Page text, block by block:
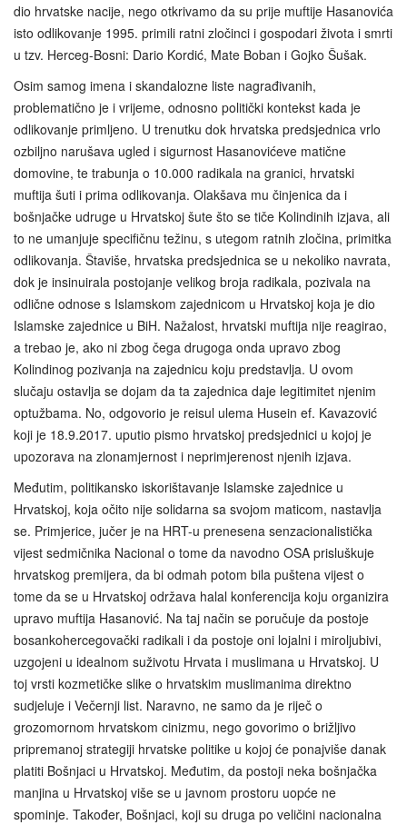
dio hrvatske nacije, nego otkrivamo da su prije muftije Hasanovića
isto odlikovanje 1995. primili ratni zločinci i gospodari života i smrti
u tzv. Herceg-Bosni: Dario Kordić, Mate Boban i Gojko Šušak.
Osim samog imena i skandalozne liste nagrađivanih,
problematično je i vrijeme, odnosno politički kontekst kada je
odlikovanje primljeno. U trenutku dok hrvatska predsjednica vrlo
ozbiljno narušava ugled i sigurnost Hasanovićeve matične
domovine, te trabunja o 10.000 radikala na granici, hrvatski
muftija šuti i prima odlikovanja. Olakšava mu činjenica da i
bošnjačke udruge u Hrvatskoj šute što se tiče Kolindinih izjava, ali
to ne umanjuje specifičnu težinu, s utegom ratnih zločina, primitka
odlikovanja. Štaviše, hrvatska predsjednica se u nekoliko navrata,
dok je insinuirala postojanje velikog broja radikala, pozivala na
odlične odnose s Islamskom zajednicom u Hrvatskoj koja je dio
Islamske zajednice u BiH. Nažalost, hrvatski muftija nije reagirao,
a trebao je, ako ni zbog čega drugoga onda upravo zbog
Kolindinog pozivanja na zajednicu koju predstavlja. U ovom
slučaju ostavlja se dojam da ta zajednica daje legitimitet njenim
optužbama. No, odgovorio je reisul ulema Husein ef. Kavazović
koji je 18.9.2017. uputio pismo hrvatskoj predsjednici u kojoj je
upozorava na zlonamjernost i neprimjerenost njenih izjava.
Međutim, politikansko iskorištavanje Islamske zajednice u
Hrvatskoj, koja očito nije solidarna sa svojom maticom, nastavlja
se. Primjerice, jučer je na HRT-u prenesena senzacionalistička
vijest sedmičnika Nacional o tome da navodno OSA prisluškuje
hrvatskog premijera, da bi odmah potom bila puštena vijest o
tome da se u Hrvatskoj održava halal konferencija koju organizira
upravo muftija Hasanović. Na taj način se poručuje da postoje
bosankohercegovački radikali i da postoje oni lojalni i miroljubivi,
uzgojeni u idealnom suživotu Hrvata i muslimana u Hrvatskoj. U
toj vrsti kozmetičke slike o hrvatskim muslimanima direktno
sudjeluje i Večernji list. Naravno, ne samo da je riječ o
grozomornom hrvatskom cinizmu, nego govorimo o brižljivo
pripremanoj strategiji hrvatske politike u kojoj će ponajviše danak
platiti Bošnjaci u Hrvatskoj. Međutim, da postoji neka bošnjačka
manjina u Hrvatskoj više se u javnom prostoru uopće ne
spominje. Također, Bošnjaci, koji su druga po veličini nacionalna